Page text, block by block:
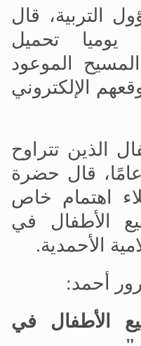
التربية، قال
تحميل
الموعود
الإلكتروني
الذين تتراوح
أعمارهم بين 7 و15 عامًا، قال حضرة
اهتمام خاص
الأطفال في
الأحمدية.
أحمد:
الأطفال في